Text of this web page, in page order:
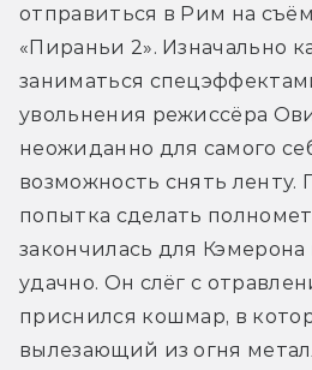
отправиться в Рим на
«Пираньи 2». Изначально
заниматься
увольнения режиссёра
неожиданно для самого
возможность снять ленту.
попытка сделать
закончилась для
удачно. Он слёг с
приснился кошмар, в
вылезающий из огня